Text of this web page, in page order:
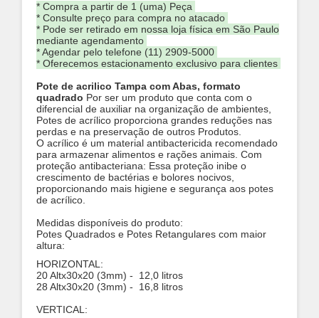
* Compra a partir de 1 (uma) Peça
* Consulte preço para compra no atacado
* Pode ser retirado em nossa loja física em São Paulo
mediante agendamento
* Agendar pelo telefone (11) 2909-5000
* Oferecemos estacionamento exclusivo para clientes
Pote de acrilico Tampa com Abas, formato
quadrado Por ser um produto que conta com o
diferencial de auxiliar na organização de ambientes,
Potes de acrílico proporciona grandes reduções nas
perdas e na preservação de outros Produtos.
O acrílico é um material antibactericida recomendado
para armazenar alimentos e rações animais. Com
proteção antibacteriana: Essa proteção inibe o
crescimento de bactérias e bolores nocivos,
proporcionando mais higiene e segurança aos potes
de acrílico.
Medidas disponíveis do produto:
Potes Quadrados e Potes Retangulares com maior
altura:
HORIZONTAL:
20 Altx30x20 (3mm) - 12,0 litros
28 Altx30x20 (3mm) - 16,8 litros
VERTICAL: